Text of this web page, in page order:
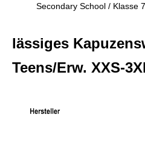
Secondary School / Klasse
lässiges
Teens/Erw. XXS-